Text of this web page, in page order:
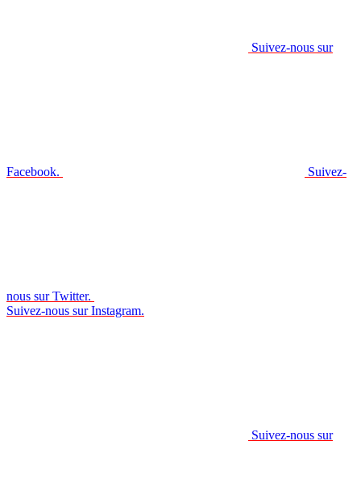
Suivez-nous sur
Facebook. Suivez-
nous sur Twitter.
Suivez-nous sur Instagram.
Suivez-nous sur